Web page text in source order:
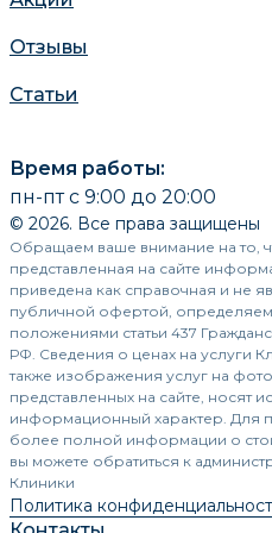
Отзывы
Статьи
Время работы:
пн-пт с 9:00 до 20:00
© 2026. Все права защищены
Обращаем ваше внимание на то,
представленная на сайте
приведена как справочная и не
публичной офертой,
положениями статьи 437
РФ. Сведения о ценах на услуги
также изображения услуг на
представленных на сайте, носят
информационный характер. Для
более полной информации о
вы можете обратиться к
Клиники
Политика